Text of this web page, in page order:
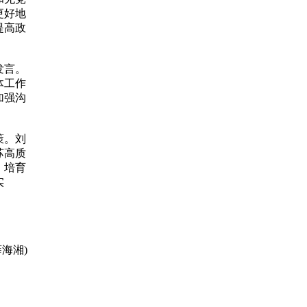
好地
高政
。
工作
强沟
刘
高质
培育
湘)